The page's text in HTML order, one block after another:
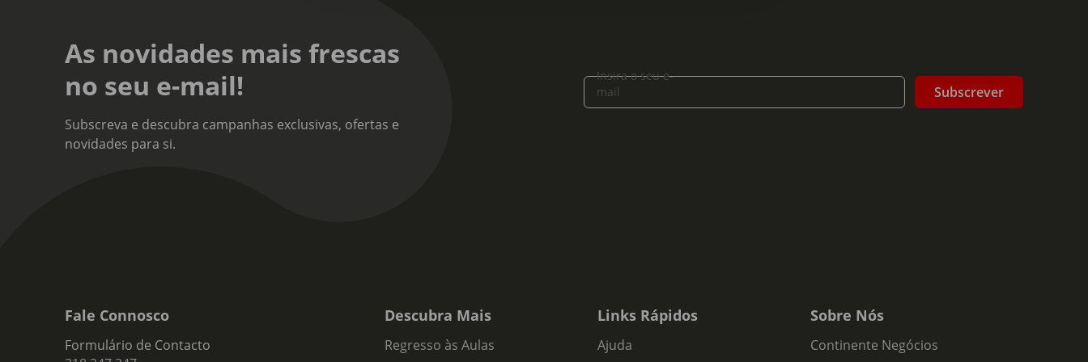
As novidades mais frescas
no seu e-mail!
Subscreva e descubra campanhas exclusivas, ofertas e
novidades para si.
Insira o seu e-
mail
Subscrever
Fale Connosco
Formulário de Contacto
Descubra Mais
Regresso às Aulas
Links Rápidos
Ajuda
Sobre Nós
Continente Negócios